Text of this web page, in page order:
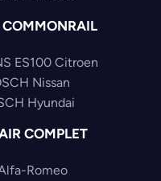
COMMONRAIL
ES100 Citroen
Nissan
Hyundai
COMPLET
Romeo